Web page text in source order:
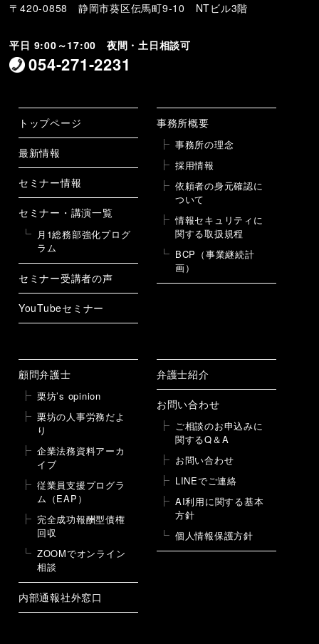
〒420-0858 静岡市葵区伝馬町9-10 NTビル3階
平日 9:00～17:00 夜間・土日相談可
054-271-2231
トップページ
最新情報
セミナー情報
セミナー・講演一覧
月1総務部強化プログ
ラム
セミナー受講者の声
YouTubeセミナー
事務所概要
事務所の理念
採用情報
依頼者の身元確認に
ついて
情報セキュリティに
関する取扱規程
BCP（事業継続計
画）
顧問弁護士
栗坊’s opinion
栗坊の人事労務だよ
り
企業法務資料アーカ
イブ
従業員支援プログラ
ム（EAP）
完全成功報酬型債権
回収
ZOOMでオンライン
相談
内部通報社外窓口
弁護士紹介
お問い合わせ
ご相談のお申込みに
関するQ＆A
お問い合わせ
LINEでご連絡
AI利用に関する基本
方針
個人情報保護方針